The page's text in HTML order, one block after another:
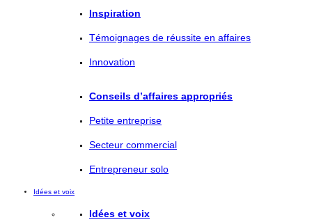
Inspiration
Témoignages de réussite en affaires
Innovation
Conseils d’affaires appropriés
Petite entreprise
Secteur commercial
Entrepreneur solo
Idées et voix
Idées et voix